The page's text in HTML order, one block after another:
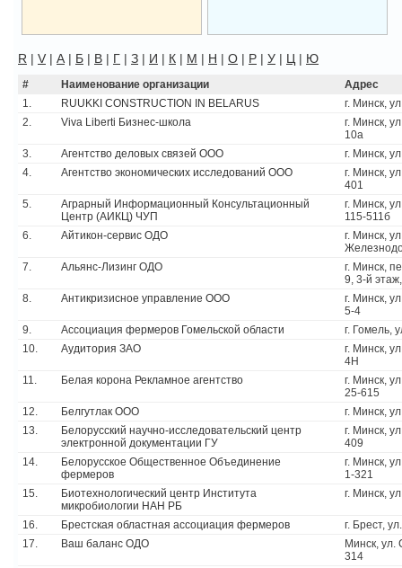
R | V | А | Б | В | Г | З | И | К | М | Н | О | Р | У | Ц | Ю
# Наименование организации
Адрес
1.
RUUKKI CONSTRUCTION IN BELARUS
г. Минск,
2.
Viva Liberti Бизнес-школа
г. Минск,
10а
3.
Агентство деловых связей ООО
г. Минск,
4.
Агентство экономических исследований ООО
г. Минск,
401
5.
Аграрный Информационный Консультационный
Центр (АИКЦ) ЧУП
г. Минск,
115-511б
6.
Айтикон-сервис ОДО
г. Минск,
7.
Альянс-Лизинг ОДО
г. Минск,
9, 3-й
8.
Антикризисное управление ООО
г. Минск,
5-4
9.
Ассоциация фермеров Гомельской области
г. Гомель,
10.
Аудитория ЗАО
г. Минск,
4Н
11.
Белая корона Рекламное агентство
г. Минск,
25-615
12.
Белгутлак ООО
г. Минск,
13.
Белорусский научно-исследовательский центр
электронной документации ГУ
г. Минск,
409
14.
Белорусское Общественное Объединение
фермеров
г. Минск,
1-321
15.
Биотехнологический центр Института
микробиологии НАН РБ
г. Минск,
16. Брестская областная ассоциация фермеров
г. Брест,
17.
Ваш баланс ОДО
Минск, ул.
314